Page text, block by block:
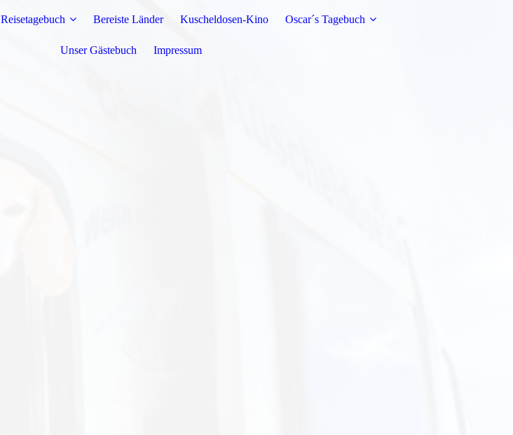
Reisetagebuch Bereiste Länder Kuscheldosen-Kino Oscar´s Tagebuch
Unser Gästebuch Impressum